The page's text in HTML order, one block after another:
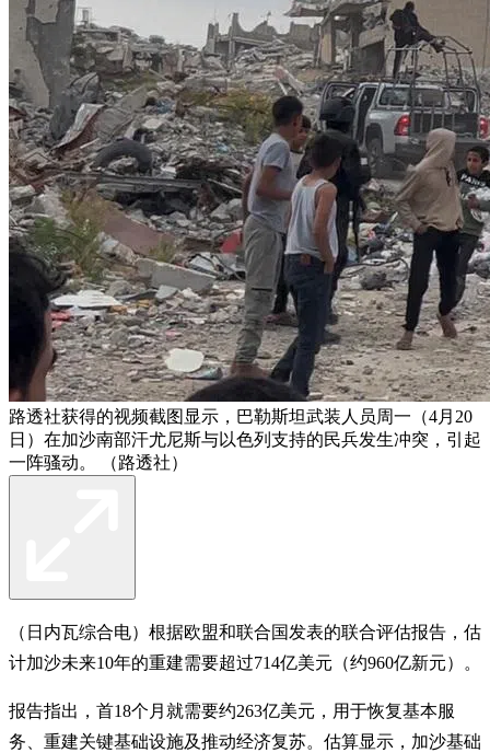
路透社获得的视频截图显示，巴勒斯坦武装人员周一（4月20
日）在加沙南部汗尤尼斯与以色列支持的民兵发生冲突，引起
一阵骚动。 （路透社）
（日内瓦综合电）根据欧盟和联合国发表的联合评估报告，估
计加沙未来10年的重建需要超过714亿美元（约960亿新元）。
报告指出，首18个月就需要约263亿美元，用于恢复基本服
务、重建关键基础设施及推动经济复苏。估算显示，加沙基础